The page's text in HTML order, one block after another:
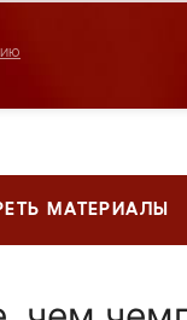
МАТЕРИАЛЫ